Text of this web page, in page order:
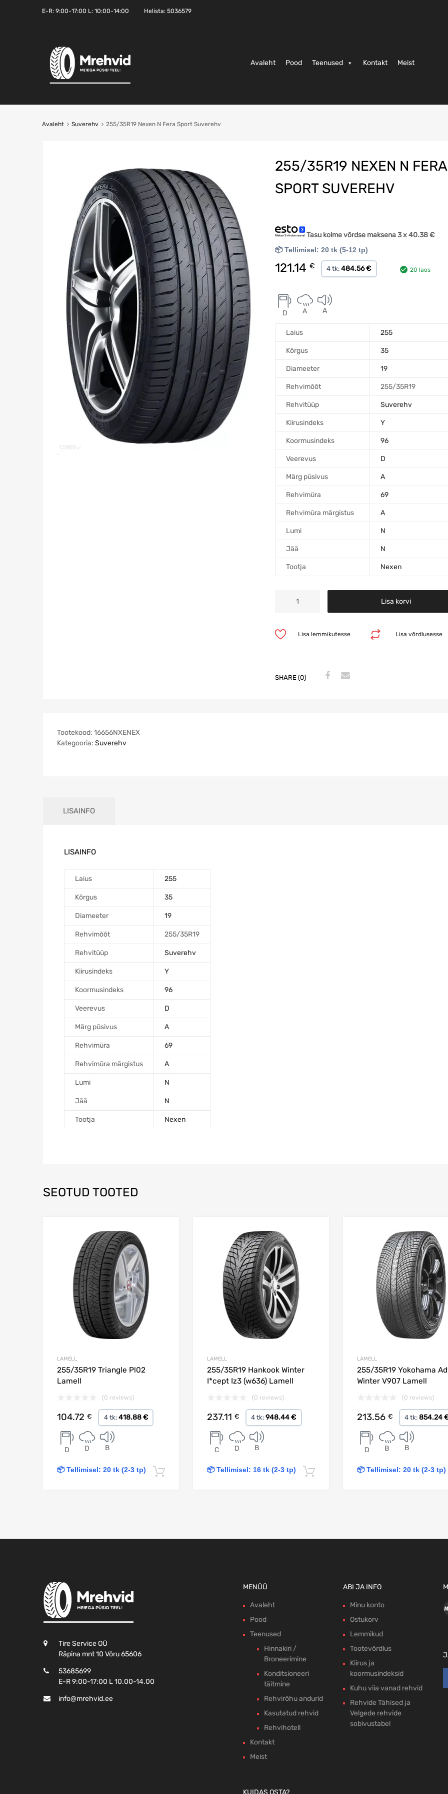
E-R: 9:00-17:00 L: 10:00-14:00 Helista: 5036579
Avaleht Pood Teenused Kontakt Meist
Avaleht Suverehv 255/35R19 Nexen N Fera Sport Suverehv
255/35R19 NEXEN N FERA
SPORT SUVEREHV
Tasu kolme võrdse maksena 3 x40.38€
📦 Tellimisel: 20 tk (5-12 tp)
121.14 € 4 tk:484.56 € 20 laos
D A A
Laius 255
Kõrgus 35
Diameeter 19
Rehvimõõt 255/35R19
Rehvitüüp Suverehv
Kiirusindeks Y
Koormusindeks 96
Veerevus D
Märg püsivus A
Rehvimüra 69
Rehvimüra märgistus A
Lumi N
Jää N
Tootja Nexen
Lisa korvi
Lisa võrdlusesse
Lisa lemmikutesse
SHARE (0)
Tootekood: 16656NXENEX
Kategooria: Suverehv
LISAINFO
LISAINFO
Laius 255
Kõrgus 35
Diameeter 19
Rehvimõõt 255/35R19
Rehvitüüp Suverehv
Kiirusindeks Y
Koormusindeks 96
Veerevus D
Märg püsivus A
Rehvimüra 69
Rehvimüra märgistus A
Lumi N
Jää N
Tootja Nexen
SEOTUD TOOTED
LAMELL
255/35R19 Triangle Pl02
Lamell
(0 reviews)
104.72 € 4 tk: 418.88 €
D D B
📦 Tellimisel: 20 tk (2-3 tp) Lisa korvi
LAMELL
255/35R19 Hankook Winter
I*cept Iz3 (w636) Lamell
(0 reviews)
237.11 € 4 tk:948.44 €
C D B
📦 Tellimisel: 16 tk (2-3 tp) Lisa korvi
LAMELL
255/35R19 Yokohama
Winter V907 Lamell
(0 reviews)
213.56 € 4 tk:854.24
D B B
📦 Tellimisel: 20 tk (2-3 tp)
Tire Service OÜ
Räpina mnt 10 Võru 65606
53685699
E-R 9:00-17:00 L 10.00-14.00
info@mrehvid.ee
MENÜÜ
Avaleht
Pood
Teenused
Hinnakiri /
Broneerimine
Konditsioneeri
täitmine
Rehvirõhu andurid
Kasutatud rehvid
Rehvihotell
Kontakt
Meist
KUIDAS OSTA?
ABI JA INFO
Minu konto
Ostukorv
Lemmikud
Tootevõrdlus
Kiirus ja
koormusindeksid
Kuhu viia vanad rehvid
Rehvide Tähised ja
Velgede rehvide
sobivustabel